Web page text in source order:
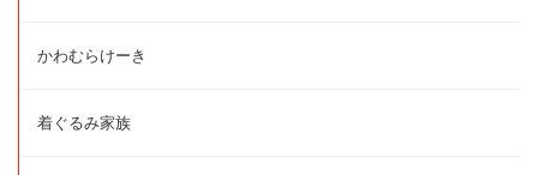
かわむらけーき
着ぐるみ家族